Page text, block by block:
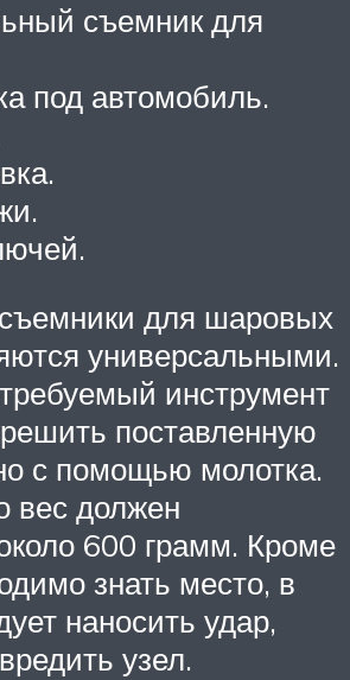
съемник для
под автомобиль.
для шаровых
универсальными.
инструмент
поставленную
с помощью молотка.
вес должен
600 грамм. Кроме
знать место, в
наносить удар,
узел.